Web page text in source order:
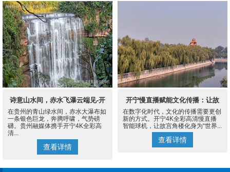
诗意山水间，赤水飞瀑云端见-开
宁4K慢直播摄像机
在贵州的青山绿水间，赤水大瀑布如
一条银色巨龙，奔腾呼啸，气势磅
礴。贵州融媒体携手开宁4K全彩高
清...
查看详情
开宁慢直播赋能文化传播：让故
宫角楼成为世界的文化客厅
在数字化时代，文化的传播需要更创
新的方式。开宁4K全彩高清慢直播
智能球机，让故宫角楼化身为“世界...
查看详情